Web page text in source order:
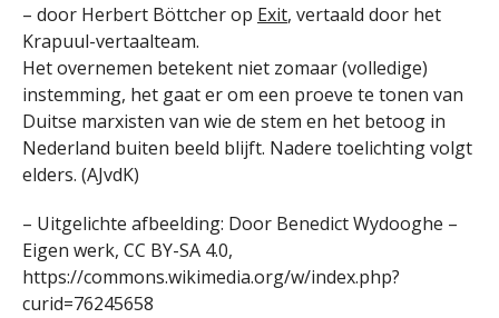
– door Herbert Böttcher op Exit, vertaald door het
Krapuul-vertaalteam.
Het overnemen betekent niet zomaar (volledige)
instemming, het gaat er om een proeve te tonen van
Duitse marxisten van wie de stem en het betoog in
Nederland buiten beeld blijft. Nadere toelichting volgt
elders. (AJvdK)
– Uitgelichte afbeelding: Door Benedict Wydooghe –
Eigen werk, CC BY-SA 4.0,
https://commons.wikimedia.org/w/index.php?
curid=76245658